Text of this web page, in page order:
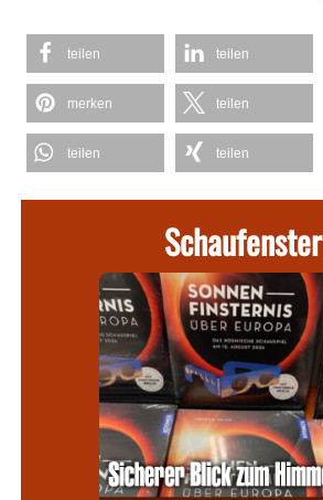
teilen teilen
merken teilen
teilen teilen
Schaufenster